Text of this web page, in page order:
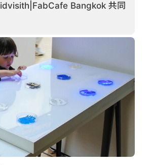
Bangkok 共同